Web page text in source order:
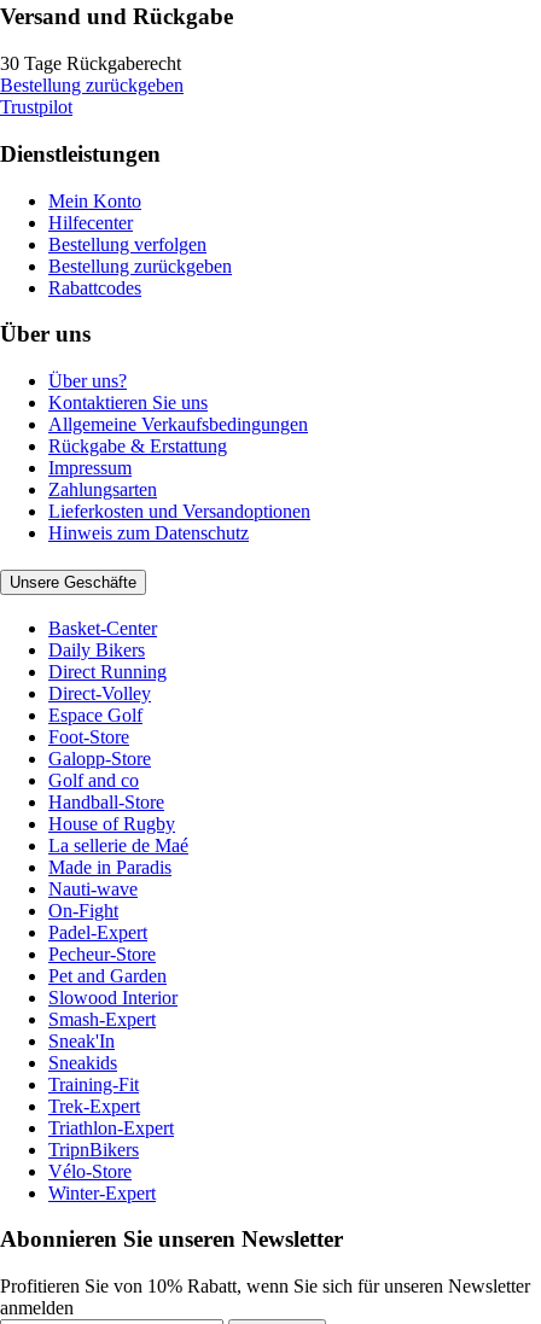
Versand und Rückgabe
30 Tage Rückgaberecht
Bestellung zurückgeben
Trustpilot
Dienstleistungen
Mein Konto
Hilfecenter
Bestellung verfolgen
Bestellung zurückgeben
Rabattcodes
Über uns
Über uns?
Kontaktieren Sie uns
Allgemeine Verkaufsbedingungen
Rückgabe & Erstattung
Impressum
Zahlungsarten
Lieferkosten und Versandoptionen
Hinweis zum Datenschutz
Unsere Geschäfte
Basket-Center
Daily Bikers
Direct Running
Direct-Volley
Espace Golf
Foot-Store
Galopp-Store
Golf and co
Handball-Store
House of Rugby
La sellerie de Maé
Made in Paradis
Nauti-wave
On-Fight
Padel-Expert
Pecheur-Store
Pet and Garden
Slowood Interior
Smash-Expert
Sneak'In
Sneakids
Training-Fit
Trek-Expert
Triathlon-Expert
TripnBikers
Vélo-Store
Winter-Expert
Abonnieren Sie unseren Newsletter
Profitieren Sie von 10% Rabatt, wenn Sie sich für unseren Newsletter
anmelden